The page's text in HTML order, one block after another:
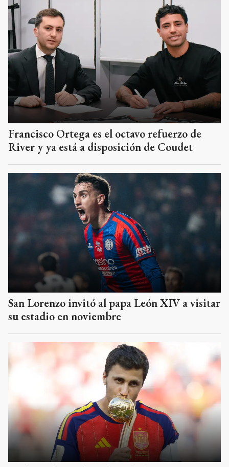
Francisco Ortega es el octavo refuerzo de
River y ya está a disposición de Coudet
San Lorenzo invitó al papa León XIV a visitar
su estadio en noviembre